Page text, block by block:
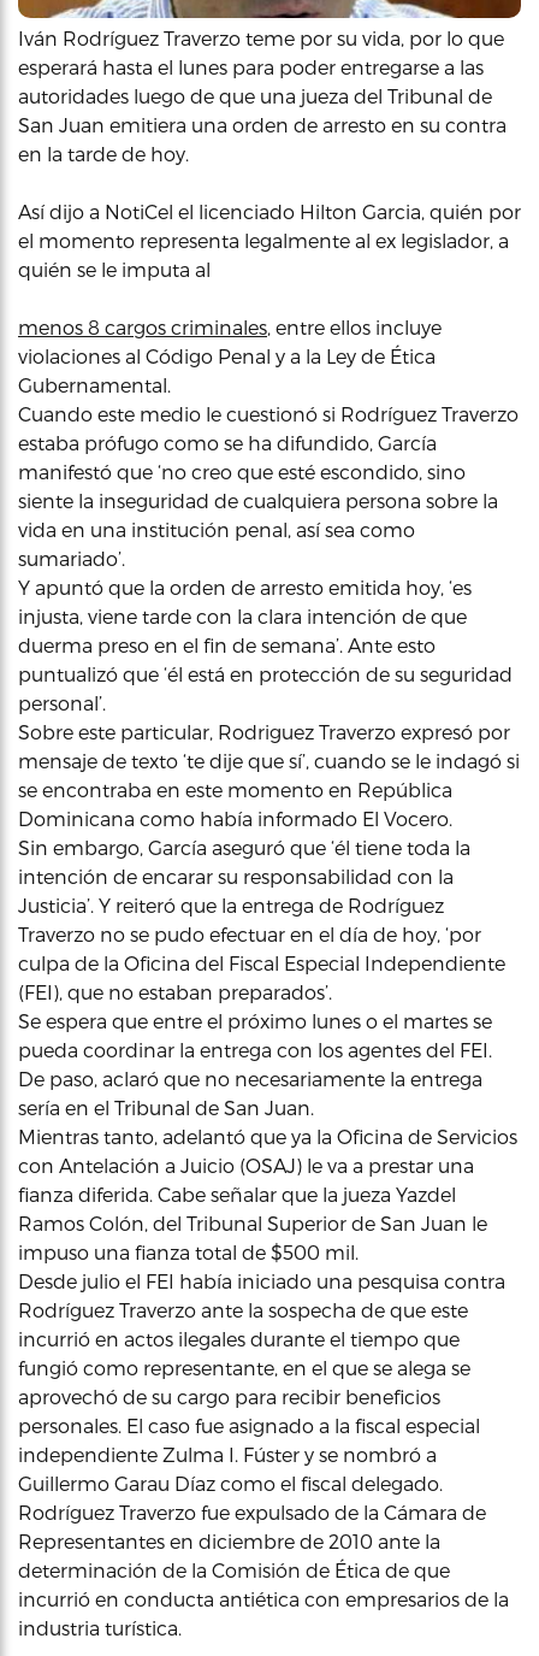
Iván Rodríguez Traverzo teme por su vida, por lo que
esperará hasta el lunes para poder entregarse a las
autoridades luego de que una jueza del Tribunal de
San Juan emitiera una orden de arresto en su contra
en la tarde de hoy.
Así dijo a NotiCel el licenciado Hilton Garcia, quién por
el momento representa legalmente al ex legislador, a
quién se le imputa al
menos 8 cargos criminales, entre ellos incluye
violaciones al Código Penal y a la Ley de Ética
Gubernamental.
Cuando este medio le cuestionó si Rodríguez Traverzo
estaba prófugo como se ha difundido, García
manifestó que ‘no creo que esté escondido, sino
siente la inseguridad de cualquiera persona sobre la
vida en una institución penal, así sea como
sumariado’.
Y apuntó que la orden de arresto emitida hoy, ‘es
injusta, viene tarde con la clara intención de que
duerma preso en el fin de semana’. Ante esto
puntualizó que ‘él está en protección de su seguridad
personal’.
Sobre este particular, Rodriguez Traverzo expresó por
mensaje de texto ‘te dije que sí’, cuando se le indagó si
se encontraba en este momento en República
Dominicana como había informado El Vocero.
Sin embargo, García aseguró que ‘él tiene toda la
intención de encarar su responsabilidad con la
Justicia’. Y reiteró que la entrega de Rodríguez
Traverzo no se pudo efectuar en el día de hoy, ‘por
culpa de la Oficina del Fiscal Especial Independiente
(FEI), que no estaban preparados’.
Se espera que entre el próximo lunes o el martes se
pueda coordinar la entrega con los agentes del FEI.
De paso, aclaró que no necesariamente la entrega
sería en el Tribunal de San Juan.
Mientras tanto, adelantó que ya la Oficina de Servicios
con Antelación a Juicio (OSAJ) le va a prestar una
fianza diferida. Cabe señalar que la jueza Yazdel
Ramos Colón, del Tribunal Superior de San Juan le
impuso una fianza total de $500 mil.
Desde julio el FEI había iniciado una pesquisa contra
Rodríguez Traverzo ante la sospecha de que este
incurrió en actos ilegales durante el tiempo que
fungió como representante, en el que se alega se
aprovechó de su cargo para recibir beneficios
personales. El caso fue asignado a la fiscal especial
independiente Zulma I. Fúster y se nombró a
Guillermo Garau Díaz como el fiscal delegado.
Rodríguez Traverzo fue expulsado de la Cámara de
Representantes en diciembre de 2010 ante la
determinación de la Comisión de Ética de que
incurrió en conducta antiética con empresarios de la
industria turística.